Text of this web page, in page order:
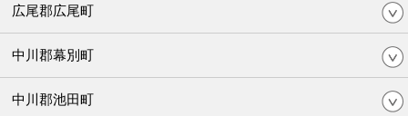
広尾郡広尾町
中川郡幕別町
中川郡池田町